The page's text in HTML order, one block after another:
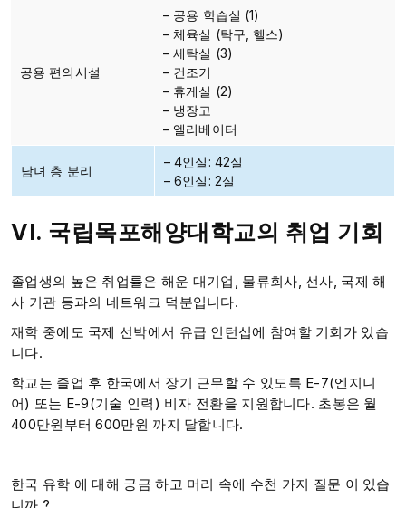
공용 편의시설
– 공용 학습실 (1)
– 체육실 (탁구, 헬스)
– 세탁실 (3)
– 건조기
– 휴게실 (2)
– 냉장고
– 엘리베이터
남녀 층 분리
– 4인실: 42실
– 6인실: 2실
VI. 국립목포해양대학교의 취업 기회
졸업생의 높은 취업률은 해운 대기업, 물류회사, 선사, 국제 해
사 기관 등과의 네트워크 덕분입니다.
재학 중에도 국제 선박에서 유급 인턴십에 참여할 기회가 있습
니다.
학교는 졸업 후 한국에서 장기 근무할 수 있도록 E-7(엔지니
어) 또는 E-9(기술 인력) 비자 전환을 지원합니다. 초봉은 월
400만원부터 600만원 까지 달합니다.
한국 유학 에 대해 궁금 하고 머리 속에 수천 가지 질문 이 있습